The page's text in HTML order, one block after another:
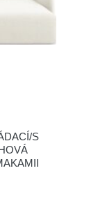
S